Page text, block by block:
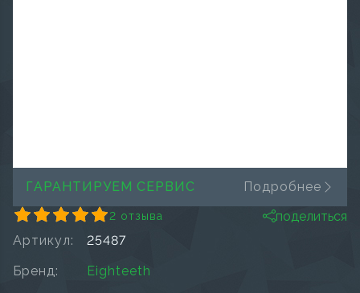
ГАРАНТИРУЕМ СЕРВИС Подробнее
2 отзыва
поделиться
Артикул:
25487
Бренд:
Eighteeth